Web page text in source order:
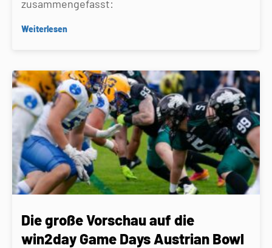
zusammengefasst:
Weiterlesen
Die große Vorschau auf die
win2day Game Days Austrian Bowl